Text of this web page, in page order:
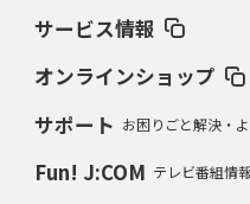
サービス情報
オンラインショップ
サポート お困りごと解決・
Fun! J:COM テレビ番組情